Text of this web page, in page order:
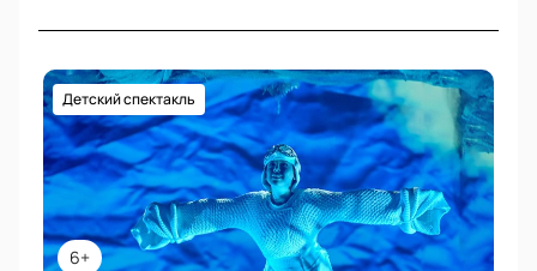
6+
Детский спектакль